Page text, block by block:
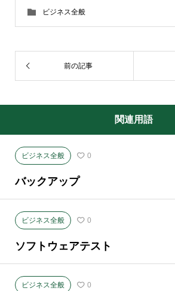
ビジネス全般
前の記事
関連用語
ビジネス全般 0
バックアップ
ビジネス全般 0
ソフトウェアテスト
ビジネス全般 0